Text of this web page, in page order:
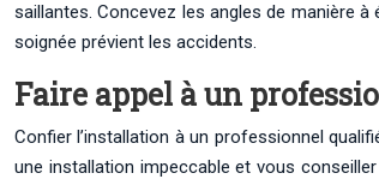
saillantes. Concevez les angles de manière
soignée prévient les accidents.
Faire appel à un
Confier l’installation à un professionnel
une installation impeccable et vous